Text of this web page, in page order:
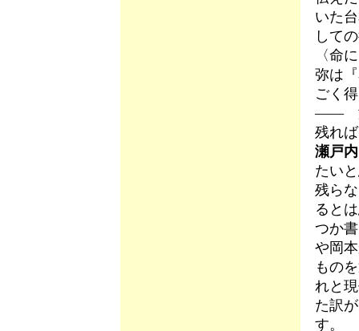
いた
して
〈命
弥は
ごく
―― 瀬
残れ
瀬戸内
たい
残ら
ると
つか
や岡
もの
れと
た訳
す。